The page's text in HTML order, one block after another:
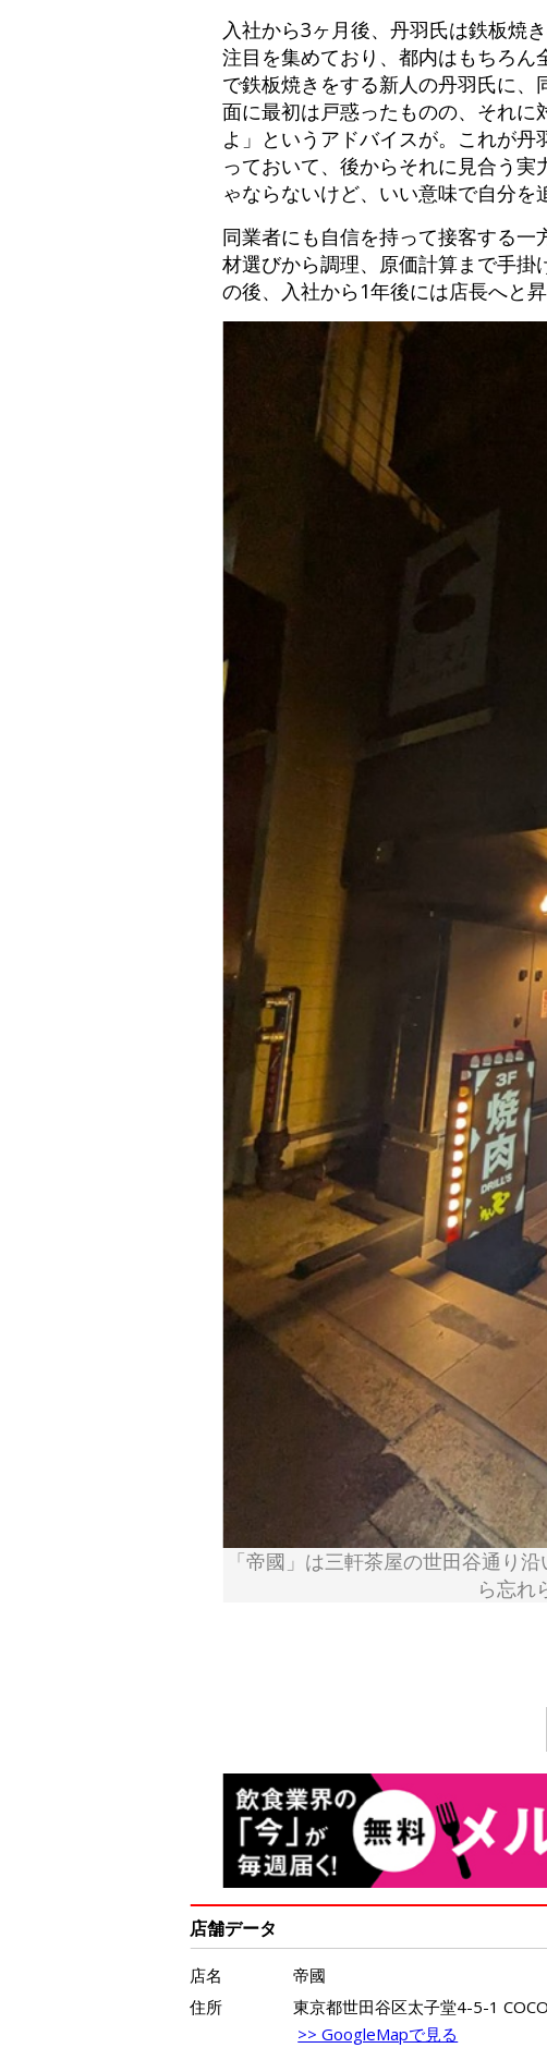
入社から3ヶ月後、丹羽氏は鉄板焼
注目を集めており、都内はもちろ
で鉄板焼きをする新人の丹羽氏に
面に最初は戸惑ったものの、それ
よ」というアドバイスが。これが
っておいて、後からそれに見合う
ゃならないけど、いい意味で自分を
同業者にも自信を持って接客する
材選びから調理、原価計算まで手
の後、入社から1年後には店長へと昇
「帝國」は三軒茶屋の世田谷通り
ら忘れ
店舗データ
店名
帝國
住所
東京都世田谷区太子堂4-5-1
>> GoogleMapで見る